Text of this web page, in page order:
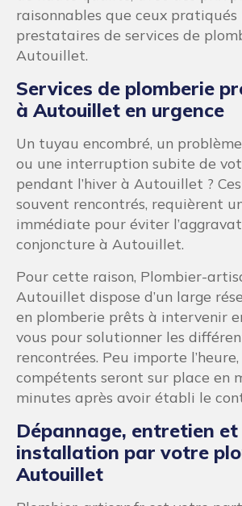
raisonnables que ceux pratiqués
prestataires de services de
Autouillet.
Services de plomberie
à Autouillet en urgence
Un tuyau encombré, un
ou une interruption subite de
pendant l’hiver à Autouillet ? Ces
souvent rencontrés, requièrent
immédiate pour éviter
conjoncture à Autouillet.
Pour cette raison, Plombier-
Autouillet dispose d’un large
en plomberie prêts à intervenir
vous pour solutionner les
rencontrées. Peu importe
compétents seront sur place en
minutes après avoir établi le
Dépannage, entretien et
installation par votre
Autouillet